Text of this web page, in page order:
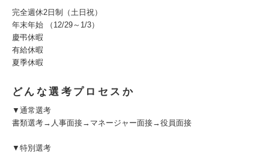
完全週休2日制（土日祝）
年末年始 （12/29～1/3）
慶弔休暇
有給休暇
夏季休暇
どんな選考プロセスか
▼通常選考
書類選考→人事面接→マネージャー面接→役員面接
▼特別選考